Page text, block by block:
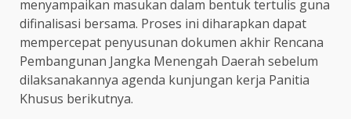
menyampaikan masukan dalam bentuk tertulis guna
difinalisasi bersama. Proses ini diharapkan dapat
mempercepat penyusunan dokumen akhir Rencana
Pembangunan Jangka Menengah Daerah sebelum
dilaksanakannya agenda kunjungan kerja Panitia
Khusus berikutnya.